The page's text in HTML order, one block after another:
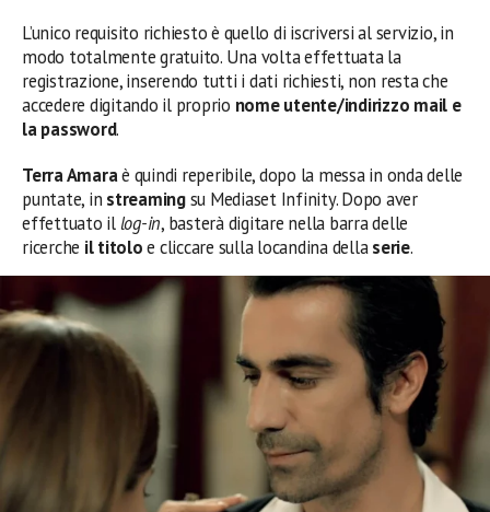
L’unico requisito richiesto è quello di iscriversi al servizio, in
modo totalmente gratuito. Una volta effettuata la
registrazione, inserendo tutti i dati richiesti, non resta che
accedere digitando il proprio nome utente/indirizzo mail e
la password.
Terra Amaraè quindi reperibile, dopo la messa in onda delle
puntate, in streamingsu Mediaset Infinity. Dopo aver
effettuato illog-in, basterà digitare nella barra delle
ricerche il titoloe cliccare sulla locandina dellaserie.